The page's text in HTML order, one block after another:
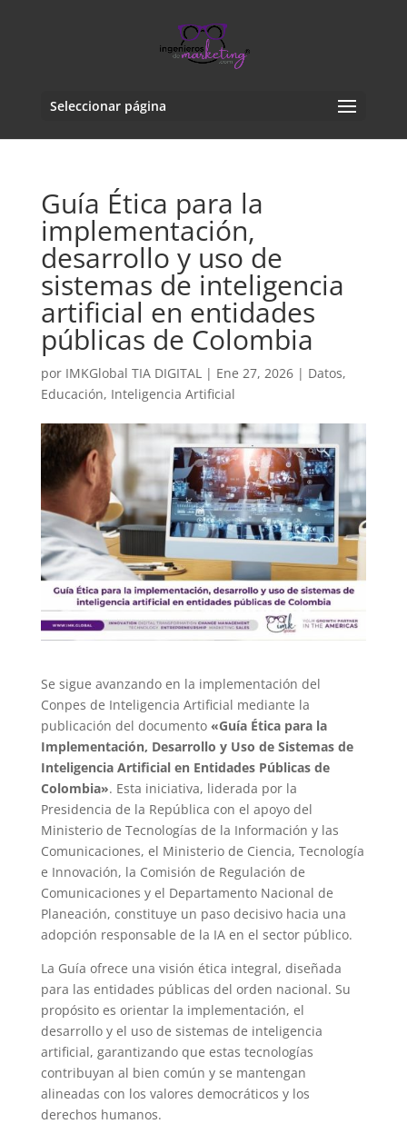
Seleccionar página
Guía Ética para la
implementación,
desarrollo y uso de
sistemas de inteligencia
artificial en entidades
públicas de Colombia
por IMKGlobal TIA DIGITAL| Ene 27, 2026| Datos,
Educación, Inteligencia Artificial
Se sigue avanzando en la implementación del
Conpes de Inteligencia Artificial mediante la
publicación del documento «Guía Ética para la
Implementación, Desarrollo y Uso de Sistemas de
Inteligencia Artificial en Entidades Públicas de
Colombia». Esta iniciativa, liderada por la
Presidencia de la República con el apoyo del
Ministerio de Tecnologías de la Información y las
Comunicaciones, el Ministerio de Ciencia, Tecnología
e Innovación, la Comisión de Regulación de
Comunicaciones y el Departamento Nacional de
Planeación, constituye un paso decisivo hacia una
adopción responsable de la IA en el sector público.
La Guía ofrece una visión ética integral, diseñada
para las entidades públicas del orden nacional. Su
propósito es orientar la implementación, el
desarrollo y el uso de sistemas de inteligencia
artificial, garantizando que estas tecnologías
contribuyan al bien común y se mantengan
alineadas con los valores democráticos y los
derechos humanos.